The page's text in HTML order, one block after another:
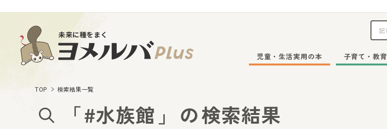
未来に種をまく
児童・生活実用の本 子育て・教育
TOP 検索結果一覧
「#水族館 」 の検索結果